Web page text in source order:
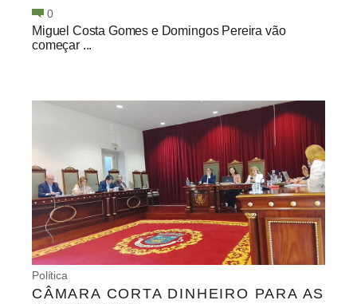
0
Miguel Costa Gomes e Domingos Pereira vão
começar ...
Política
CÂMARA CORTA DINHEIRO PARA AS